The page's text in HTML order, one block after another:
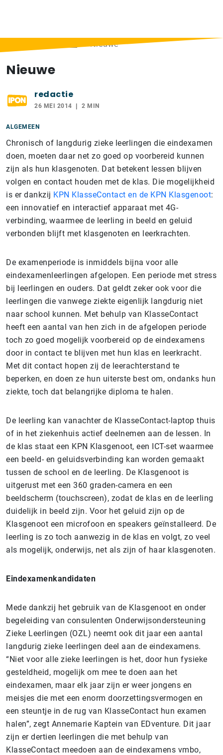
Nieuwe
Nieuwe
redactie
26 MEI 2014 2 MIN
ALGEMEEN
Chronisch of langdurig zieke leerlingen die eindexamen
doen, moeten daar net zo goed op voorbereid kunnen
zijn als hun klasgenoten. Dat betekent lessen blijven
volgen en contact houden met de klas. Die mogelijkheid
is er dankzij KPN KlasseContact en de KPN Klasgenoot:
een innovatief en interactief apparaat met 4G-
verbinding, waarmee de leerling in beeld en geluid
verbonden blijft met klasgenoten en leerkrachten.
De examenperiode is inmiddels bijna voor alle
eindexamenleerlingen afgelopen. Een periode met stress
bij leerlingen en ouders. Dat geldt zeker ook voor die
leerlingen die vanwege ziekte eigenlijk langdurig niet
naar school kunnen. Met behulp van KlasseContact
heeft een aantal van hen zich in de afgelopen periode
toch zo goed mogelijk voorbereid op de eindexamens
door in contact te blijven met hun klas en leerkracht.
Met dit contact hopen zij de leerachterstand te
beperken, en doen ze hun uiterste best om, ondanks hun
ziekte, toch dat belangrijke diploma te halen.
De leerling kan vanachter de KlasseContact-laptop thuis
of in het ziekenhuis actief deelnemen aan de lessen. In
de klas staat een KPN Klasgenoot, een ICT-set waarmee
een beeld- en geluidsverbinding kan worden gemaakt
tussen de school en de leerling. De Klasgenoot is
uitgerust met een 360 graden-camera en een
beeldscherm (touchscreen), zodat de klas en de leerling
duidelijk in beeld zijn. Voor het geluid zijn op de
Klasgenoot een microfoon en speakers geïnstalleerd. De
leerling is zo toch aanwezig in de klas en volgt, zo veel
als mogelijk, onderwijs, net als zijn of haar klasgenoten.
Eindexamenkandidaten
Mede dankzij het gebruik van de Klasgenoot en onder
begeleiding van consulenten Onderwijsondersteuning
Zieke Leerlingen (OZL) neemt ook dit jaar een aantal
langdurig zieke leerlingen deel aan de eindexamens.
“Niet voor alle zieke leerlingen is het, door hun fysieke
gesteldheid, mogelijk om mee te doen aan het
eindexamen, maar elk jaar zijn er weer jongens en
meisjes die met een enorm doorzettingsvermogen en
een steuntje in de rug van KlasseContact hun examen
halen”, zegt Annemarie Kaptein van EDventure. Dit jaar
zijn er dertien leerlingen die met behulp van
KlasseContact meedoen aan de eindexamens vmbo,